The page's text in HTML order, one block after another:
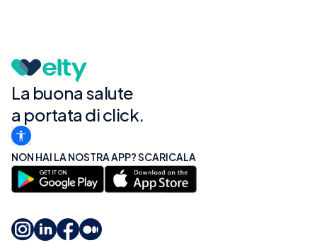
La buona salute
a portata di click.
NON HAI LA NOSTRA APP? SCARICALA